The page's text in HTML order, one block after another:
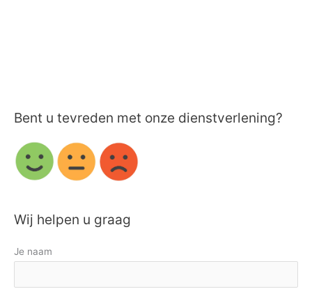
Bent u tevreden met onze dienstverlening?
Wij helpen u graag
Je naam